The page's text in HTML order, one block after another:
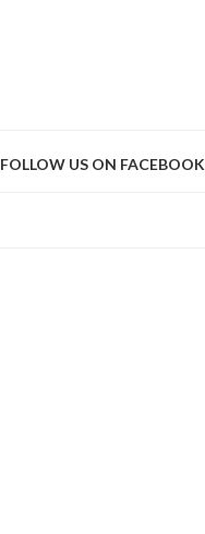
FOLLOW US ON FACEBOOK